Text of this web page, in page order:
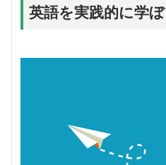
英語を実践的に学ぼ